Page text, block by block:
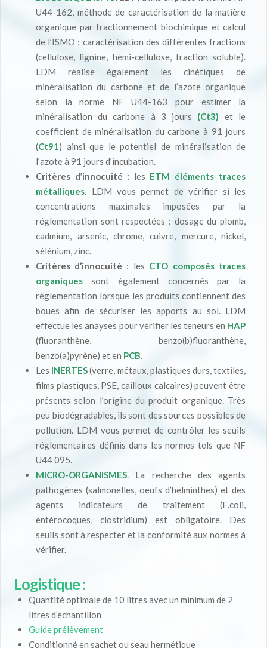
U44-162, méthode de caractérisation de la matière
organique par fractionnement biochimique et calcul
de l’ISMO : caractérisation des différentes fractions
(cellulose, lignine, hémi-cellulose, fraction soluble).
LDM réalise également les cinétiques de
minéralisation du carbone et de l’azote organique
selon la norme NF U44-163 pour estimer la
minéralisation du carbone à 3 jours (Ct3) et le
coefficient de minéralisation du carbone à 91 jours
(Ct91 ) ainsi que le potentiel de minéralisation de
l’azote à 91 jours d’incubation.
Critères d’innocuité : les ETM éléments traces
métalliques.
LDM vous permet de vérifier si les
concentrations maximales imposées par la
réglementation sont respectées : dosage du plomb,
cadmium, arsenic, chrome, cuivre, mercure, nickel,
sélénium, zinc.
Critères d’innocuité : les CTO composés traces
organiques sont également concernés par la
réglementation lorsque les produits contiennent des
boues afin de sécuriser les apports au sol. LDM
effectue les anayses pour vérifier les teneurs en HAP
(fluoranthène, benzo(b)fluoranthène,
benzo(a)pyrène) et en PCB
Les INERTES(verre, métaux, plastiques durs, textiles,
films plastiques, PSE, cailloux calcaires) peuvent être
présents selon l’origine du produit organique. Très
peu biodégradables, ils sont des sources possibles de
pollution. LDM vous permet de contrôler les seuils
réglementaires définis dans les normes tels que NF
U44 095.
MICRO-ORGANISMES . La recherche des agents
pathogènes (salmonelles, oeufs d’helminthes) et des
agents indicateurs de traitement (E.coli,
entérocoques, clostridium) est obligatoire. Des
seuils sont à respecter et la conformité aux normes à
vérifier.
Logistique :
Quantité optimale de 10 litres avec un minimum de 2
litres d’échantillon
Guide prélèvement
Conditionné en sachet ou seau hermétique